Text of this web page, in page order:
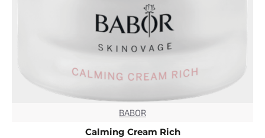
BABOR
Calming Cream Rich